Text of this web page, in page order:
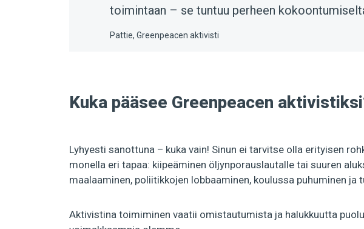
toimintaan – se tuntuu perheen
Pattie, Greenpeacen aktivisti
Kuka pääsee Greenpeacen
Lyhyesti sanottuna – kuka vain! Sinun ei tarvitse olla erityisen
monella eri tapaa: kiipeäminen öljynporauslautalle tai suuren
maalaaminen, poliitikkojen lobbaaminen, koulussa puhuminen
Aktivistina toimiminen vaatii omistautumista ja halukkuutta